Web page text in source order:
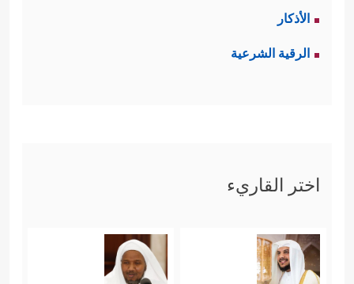
الأذكار
الرقية الشرعية
اختر القاريء